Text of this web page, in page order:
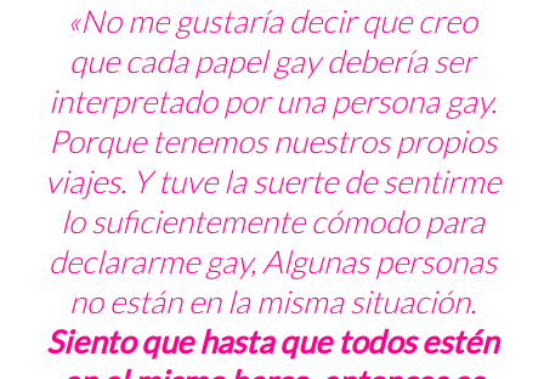
«No me gustaría decir que creo
que cada papel gay debería ser
interpretado por una persona gay.
Porque tenemos nuestros propios
viajes. Y tuve la suerte de sentirme
lo suficientemente cómodo para
declararme gay, Algunas personas
no están en la misma situación.
Siento que hasta que todos estén